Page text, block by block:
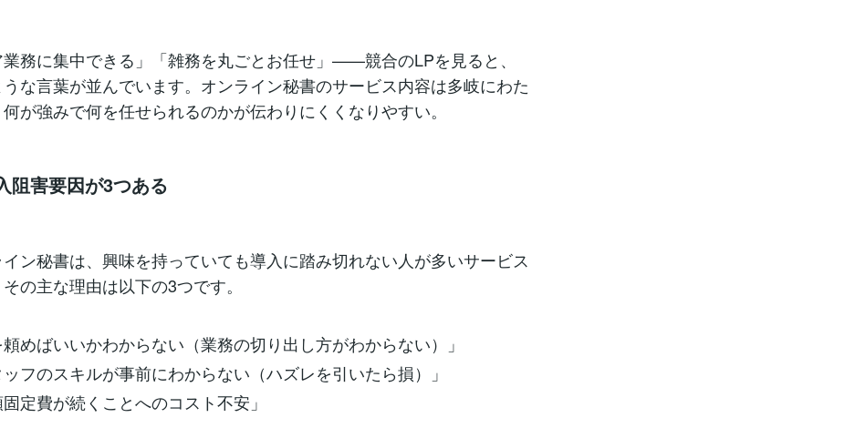
業務に集中できる」「雑務を丸ごとお任せ」——競合のLPを見ると、
な言葉が並んでいます。オンライン秘書のサービス内容は多岐にわた
が強みで何を任せられるのかが伝わりにくくなりやすい。
阻害要因が3つある
ン秘書は、興味を持っていても導入に踏み切れない人が多いサービス
の主な理由は以下の3つです。
頼めばいいかわからない（業務の切り出し方がわからない）」
ッフのスキルが事前にわからない（ハズレを引いたら損）」
固定費が続くことへのコスト不安」